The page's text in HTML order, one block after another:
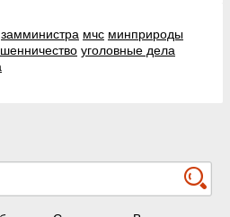
замминистра мчс минприроды
уголовные дела